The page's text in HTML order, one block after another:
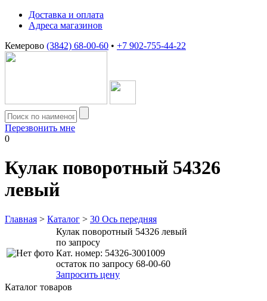
Доставка и оплата
Адреса магазинов
Кемерово (3842) 68-00-60 • +7 902-755-44-22
Перезвонить мне
0
Кулак поворотный 54326
левый
Главная > Каталог > 30 Ось передняя
Кулак поворотный 54326 левый
по запросу
Кат. номер: 54326-3001009
остаток по запросу 68-00-60
Запросить цену
Каталог товаров